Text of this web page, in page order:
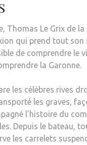
Thomas Le Grix de la
qui prend tout son
de comprendre le
la Garonne.
les célèbres rives
les graves,
l’histoire du
Depuis le bateau,
les carrelets